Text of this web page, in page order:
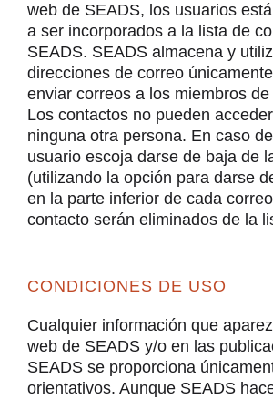
web de SEADS, los usuarios
a ser incorporados a la lista de
SEADS. SEADS almacena y
direcciones de correo
enviar correos a los miembros
Los contactos no pueden
ninguna otra persona. En caso
usuario escoja darse de baja de
(utilizando la opción para darse
en la parte inferior de cada
contacto serán eliminados de la
CONDICIONES DE USO
Cualquier información que
web de SEADS y/o en las
SEADS se proporciona
orientativos. Aunque SEADS